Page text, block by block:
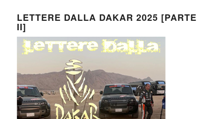
LETTERE DALLA DAKAR 2025 [PARTE
II]